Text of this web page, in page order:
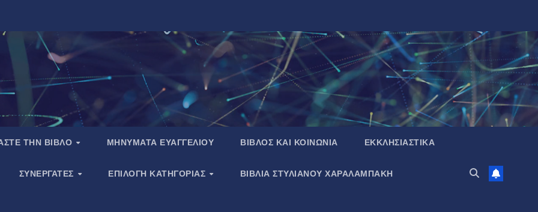
ΤΗΝ ΒΙΒΛΟ ΜΗΝΥΜΑΤΑ ΕΥΑΓΓΕΛΙΟΥ ΒΙΒΛΟΣ ΚΑΙ ΚΟΙΝΩΝΙΑ ΕΚΚΛΗΣΙΑΣΤΙΚΑ
ΣΥΝΕΡΓΑΤΕΣ ΕΠΙΛΟΓΗ ΚΑΤΗΓΟΡΙΑΣ ΒΙΒΛΙΑ ΣΤΥΛΙΑΝΟΥ ΧΑΡΑΛΑΜΠΑΚΗ